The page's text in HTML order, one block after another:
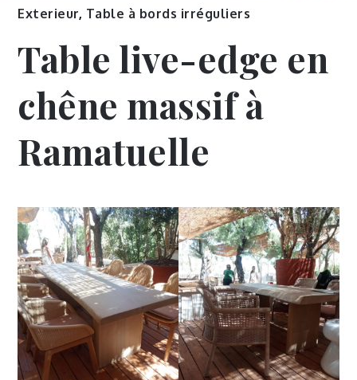
Exterieur, Table à bords irréguliers
Table live-edge en
chêne massif à
Ramatuelle